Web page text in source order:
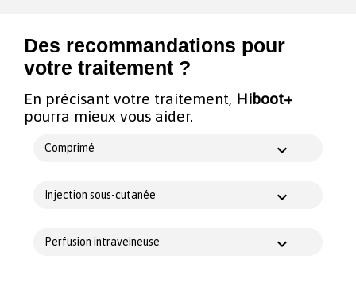
Des recommandations pour
votre traitement ?
En précisant votre traitement, Hiboot+
pourra mieux vous aider.
Comprimé
Injection sous-cutanée
Perfusion intraveineuse